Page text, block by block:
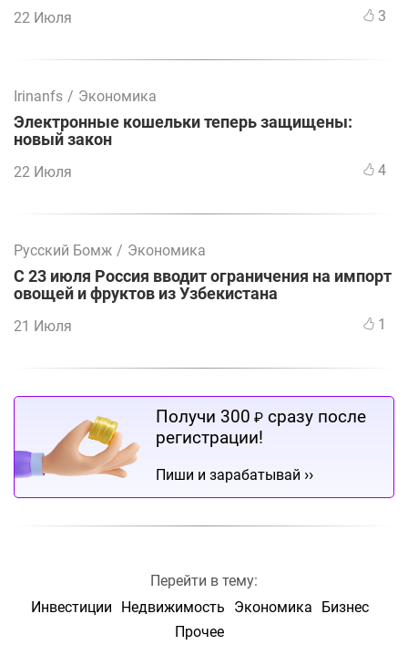
22 Июля 3
Irinanfs / Экономика
Электронные кошельки теперь защищены:
новый закон
22 Июля 4
Русский Бомж / Экономика
С 23 июля Россия вводит ограничения на импорт
овощей и фруктов из Узбекистана
21 Июля 1
Получи 300 ₽ сразу после
регистрации!
Пиши и зарабатывай ››
Перейти в тему:
Инвестиции
Недвижимость Экономика
Бизнес
Прочее